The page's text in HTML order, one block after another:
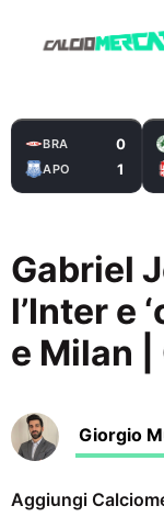
BRA 0
APO 1
Gabriel
l’Inter e
e Milan |
Giorgio
Aggiungi